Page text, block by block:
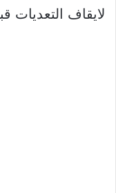
لايقاف التعديات